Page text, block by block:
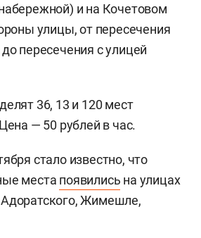
и на Кочетовом
улицы, от пересечения
пересечения с улицей
36, 13 и 120 мест
— 50 рублей в час.
стало известно, что
места появились на улицах
Жимешле,